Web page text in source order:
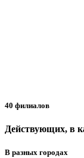
40 филиалов
Действующих, в
В разных городах